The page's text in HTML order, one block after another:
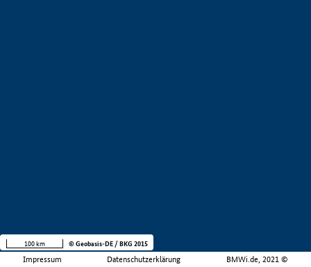
Impressum Datenschutzerklärung BMWi.de, 2021 ©
100 km © Geobasis-DE / BKG 2015